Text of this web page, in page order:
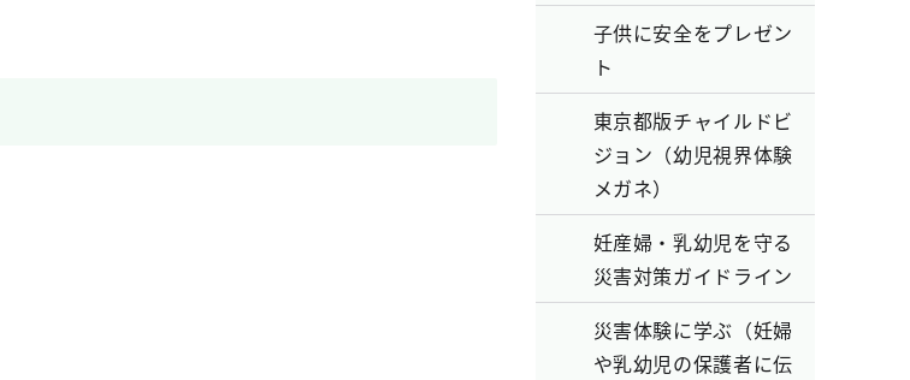
子供に安全をプレゼン
ト
東京都版チャイルドビ
ジョン（幼児視界体験
メガネ）
妊産婦・乳幼児を守る
災害対策ガイドライン
災害体験に学ぶ（妊婦
や乳幼児の保護者に伝